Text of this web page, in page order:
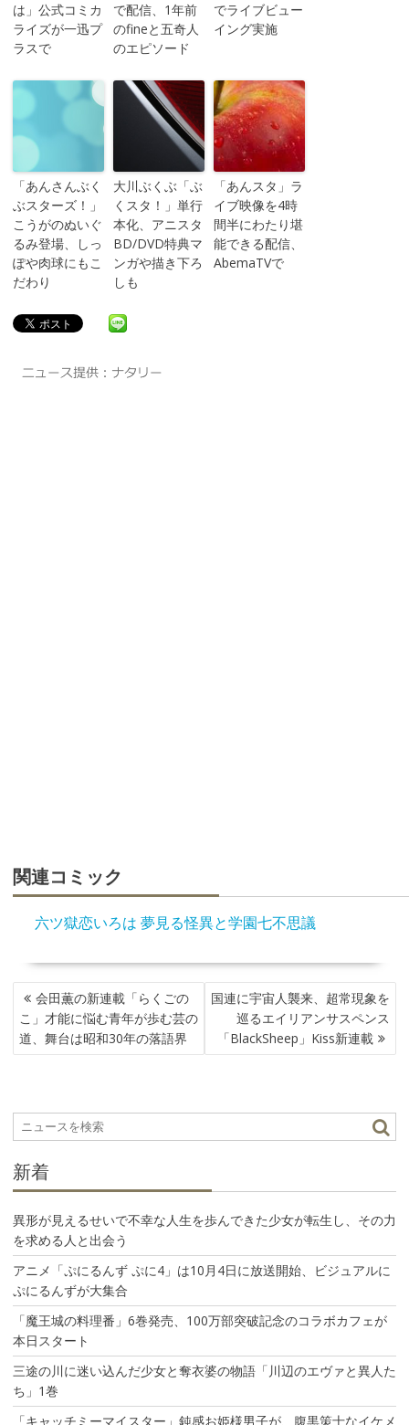
は」公式コミカ
ライズが一迅プ
ラスで
で配信、1年前
のfineと五奇人
のエピソード
でライブビュー
イング実施
「あんさんぶく
ぶスターズ！」
こうがのぬいぐ
るみ登場、しっ
ぽや肉球にもこ
だわり
大川ぶくぶ「ぶ
くスタ！」単行
本化、アニスタ
BD/DVD特典マ
ンガや描き下ろ
しも
「あんスタ」ラ
イブ映像を4時
間半にわたり堪
能できる配信、
AbemaTVで
関連コミック
六ツ獄恋いろは 夢見る怪異と学園七不思議
投
稿
ナ
ビ
シ
ョ
会田薫の新連載「らくごの
こ」才能に悩む青年が歩む芸の
道、舞台は昭和30年の落語界
国連に宇宙人襲来、超常現象を
巡るエイリアンサスペンス
「BlackSheep」Kiss新連載
新着
異形が見えるせいで不幸な人生を歩んできた少女が転生し、その力
を求める人と出会う
アニメ「ぷにるんず ぷに4」は10月4日に放送開始、ビジュアルに
ぷにるんずが大集合
「魔王城の料理番」6巻発売、100万部突破記念のコラボカフェが
本日スタート
三途の川に迷い込んだ少女と奪衣婆の物語「川辺のエヴァと異人た
ち」1巻
「キャッチミーマイスター」鈍感お姫様男子が、腹黒策士なイケメ